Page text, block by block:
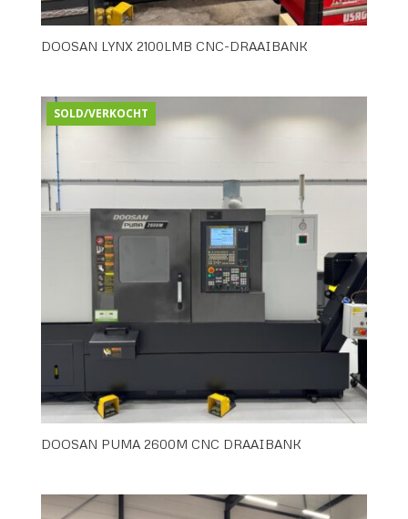
DOOSAN LYNX 2100LMB CNC-DRAAIBANK
SOLD/VERKOCHT
DOOSAN PUMA 2600M CNC DRAAIBANK